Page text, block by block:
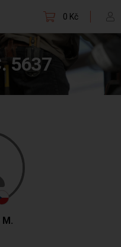
0 Kč
5637